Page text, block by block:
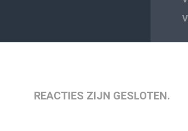
REACTIES ZIJN GESLOTEN.